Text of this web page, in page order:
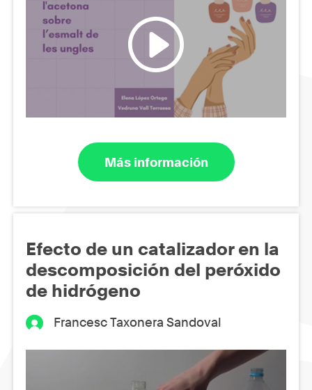
Más información
Efecto de un catalizador en la
descomposición del peróxido
de hidrógeno
Francesc Taxonera Sandoval